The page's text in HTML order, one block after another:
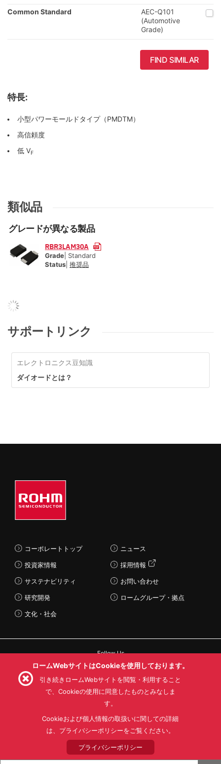
Common Standard
AEC-Q101
(Automotive
Grade)
FIND SIMILAR
特長:
小型パワーモールドタイプ（PMDTM）
高信頼度
低 VF
類似品
グレードが異なる製品
RBR3LAM30A
Grade | Standard
Status 推奨品
サポートリンク
エレクトロニクス豆知識
ダイオードとは？
コーポレートトップ
投資家情報
サステナビリティ
研究開発
文化・社会
ニュース
採用情報
お問い合わせ
ロームグループ・拠点
Follow Us
利用目的
プライバシーポリシー
サイトマップ
ローム製品の販売に関する標準契約条件書(PDF)
© 1997 - 2026 ROHM CO., LTD. ALL RIGHTS RESERVED.
ロームWebサイトはCookieを使用しております。
引き続きロームWebサイトを閲覧・利用すること
で、Cookieの使用に同意したものとみなしま
す。
Cookieおよび個人情報の取扱いに関しての詳細
は、プライバシーポリシーをご覧ください。
プライバシーポリシー